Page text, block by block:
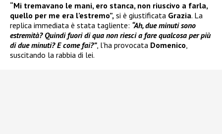
“Mi tremavano le mani, ero stanca, non riuscivo a farla,
quello per me era l’estremo”, si è giustificata Grazia. La
replica immediata è stata tagliente: “Ah, due minuti sono
estremità? Quindi fuori di qua non riesci a fare qualcosa per più
di due minuti? E come fai?”, l’ha provocata Domenico,
suscitando la rabbia di lei.